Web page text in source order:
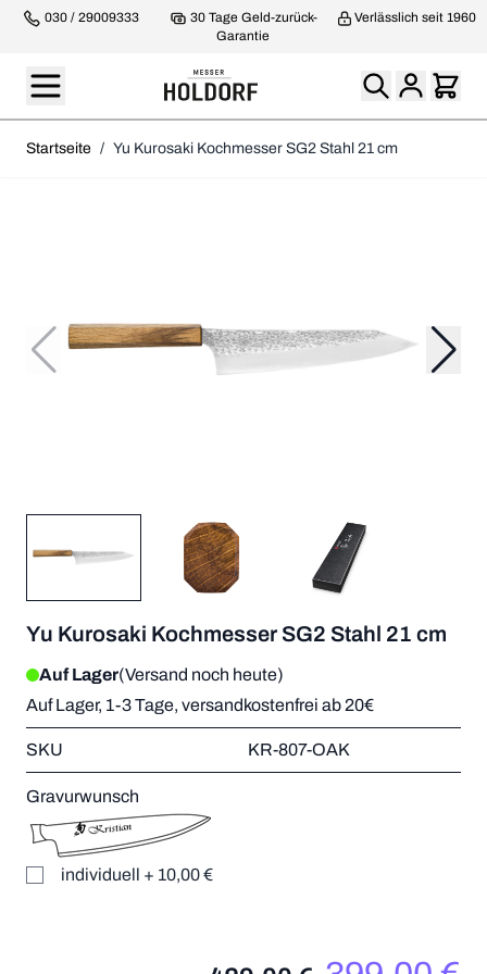
030 / 29009333
30 Tage Geld-zurück-
Garantie
Verlässlich seit 1960
Startseite / Yu Kurosaki Kochmesser SG2 Stahl 21 cm
Yu Kurosaki Kochmesser SG2 Stahl 21 cm
Auf Lager(Versand noch heute)
Auf Lager, 1-3 Tage, versandkostenfrei ab 20€
SKU KR-807-OAK
Gravurwunsch
individuell + 10,00 €